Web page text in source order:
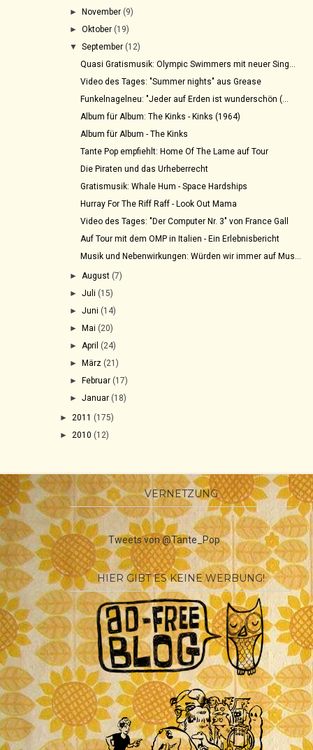
►November (9)
►Oktober (19)
▼September (12)
Quasi Gratismusik: Olympic Swimmers mit neuer Sing...
Video des Tages: "Summer nights" aus Grease
Funkelnagelneu: "Jeder auf Erden ist wunderschön (...
Album für Album: The Kinks - Kinks (1964)
Album für Album - The Kinks
Tante Pop empfiehlt: Home Of The Lame auf Tour
Die Piraten und das Urheberrecht
Gratismusik: Whale Hum - Space Hardships
Hurray For The Riff Raff - Look Out Mama
Video des Tages: "Der Computer Nr. 3" von France Gall
Auf Tour mit dem OMP in Italien - Ein Erlebnisbericht
Musik und Nebenwirkungen: Würden wir immer auf Mus...
► August (7)
►Juli (15)
►Juni (14)
►Mai (20)
► April (24)
►März (21)
►Februar (17)
►Januar (18)
► 2011 (175)
► 2010 (12)
VERNETZUNG
Tweets von @Tante_Pop
HIER GIBT ES KEINE WERBUNG!